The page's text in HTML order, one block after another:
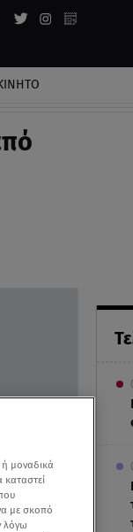
μοναδικά
με σκοπό
λόγω